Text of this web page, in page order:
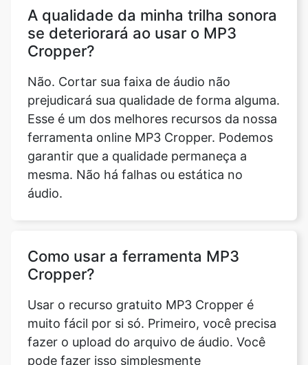
Não. Cortar sua faixa de áudio não
prejudicará sua qualidade de forma alguma.
Esse é um dos melhores recursos da nossa
ferramenta online MP3 Cropper. Podemos
garantir que a qualidade permaneça a
mesma. Não há falhas ou estática no
áudio.
Como usar a ferramenta MP3
muito fácil por si só. Primeiro, você precisa
fazer o upload do arquivo de áudio. Você
pode fazer isso simplesmente
selecionando o arquivo que deseja cortar
no seu dispositivo. Ao fazer o upload,
levará uma fração de segundo para